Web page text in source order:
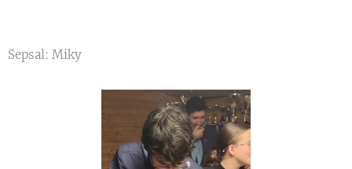
Sepsal: Miky